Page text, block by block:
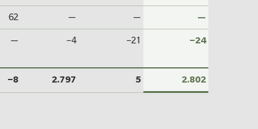
62 — — —
— −4 −21 −24
−8 2.797 5 2.802